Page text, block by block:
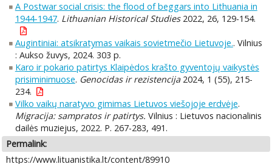
A Postwar social crisis: the flood of beggars into Lithuania in
1944-1947. Lithuanian Historical Studies2022, 26, 129-154.
Augintiniai: atsikratymas vaikais sovietmečio Lietuvoje.. Vilnius
: Aukso žuvys, 2024. 303 p.
Karo ir pokario patirtys Klaipėdos krašto gyventojų vaikystės
prisiminimuose. Genocidas ir rezistencija2024, 1 (55), 215-
234.
Vilko vaikų naratyvo gimimas Lietuvos viešojoje erdvėje.
Migracija: sampratos ir patirtys. Vilnius : Lietuvos nacionalinis
dailės muziejus, 2022. P. 267-283, 491.
Permalink:
https://www.lituanistika.lt/content/89910